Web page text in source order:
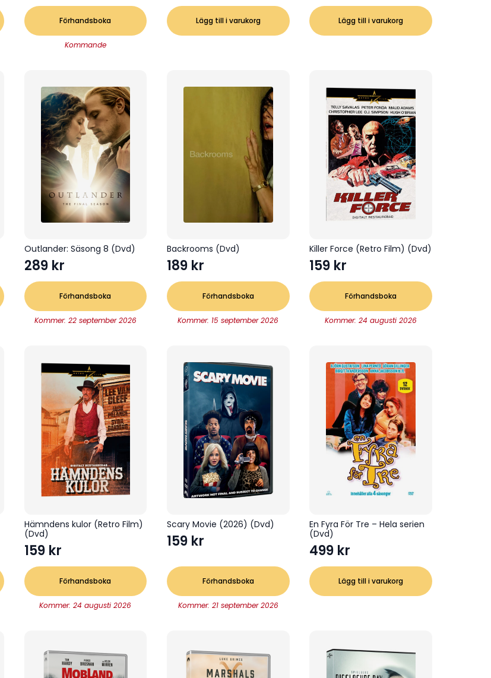
Förhandsboka
Kommande
Lägg till i varukorg Lägg till i varukorg
Outlander: Säsong 8 (Dvd)
289 kr
Förhandsboka
Kommer: 22 september 2026
Backrooms (Dvd)
189 kr
Förhandsboka
Kommer: 15 september 2026
Killer Force (Retro Film) (Dvd)
159 kr
Förhandsboka
Kommer: 24 augusti 2026
Hämndens kulor (Retro Film)
(Dvd)
159 kr
Förhandsboka
Kommer: 24 augusti 2026
Scary Movie (2026) (Dvd)
159 kr
Förhandsboka
Kommer: 21 september 2026
En Fyra För Tre – Hela serien
(Dvd)
499 kr
Lägg till i varukorg